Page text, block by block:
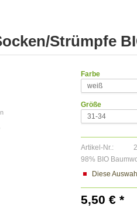
Strümpfe
Farbe
weiß
Größe
31-34
Artikel-Nr.:
98% BIO
Diese
5,50 € *